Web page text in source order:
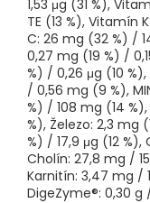
1,53 μg (31 %),
TE (13 %), Vitamín
C: 26 mg (32 %) /
0,27 mg (19 %) /
%) / 0,26 μg (10
/ 0,56 mg (9 %),
%) / 108 mg (14
%), Železo: 2,3 mg
%) / 17,9 μg (12 %),
Cholín: 27,8 mg /
Karnitín: 3,47 mg /
DigeZyme®: 0,30 g